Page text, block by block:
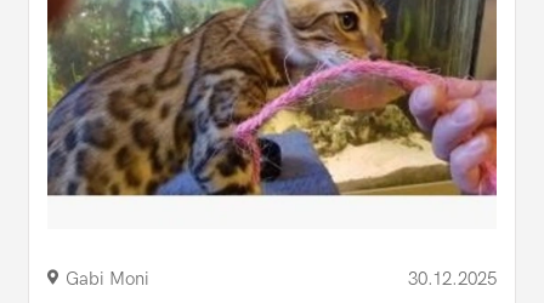
Gabi Moni 30.12.2025